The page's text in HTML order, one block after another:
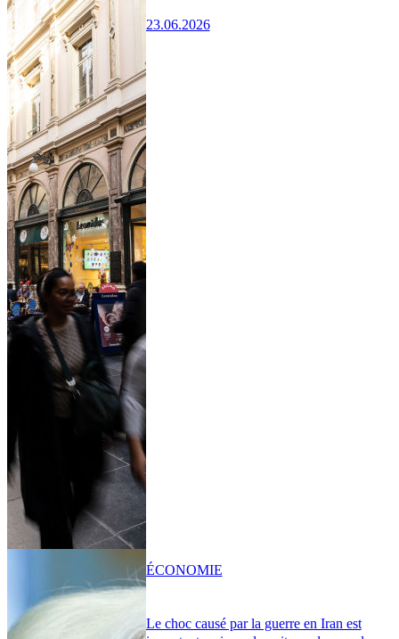
23.06.2026
Le choc causé par la guerre en Iran est
ÉCONOMIE